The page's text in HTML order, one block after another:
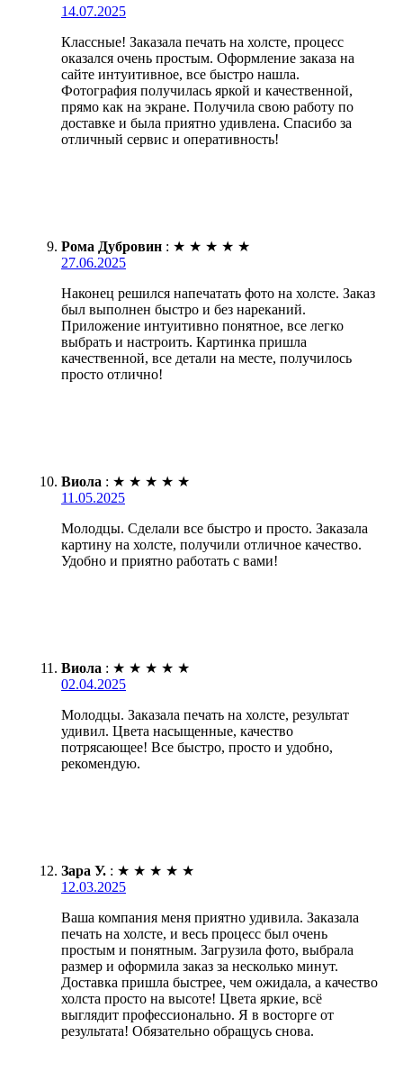
14.07.2025
Классные! Заказала печать на холсте, процесс
оказался очень простым. Оформление заказа на
сайте интуитивное, все быстро нашла.
Фотография получилась яркой и качественной,
прямо как на экране. Получила свою работу по
доставке и была приятно удивлена. Спасибо за
отличный сервис и оперативность!
Рома Дубровин : ★ ★ ★ ★ ★
27.06.2025
Наконец решился напечатать фото на холсте. Заказ
был выполнен быстро и без нареканий.
Приложение интуитивно понятное, все легко
выбрать и настроить. Картинка пришла
качественной, все детали на месте, получилось
просто отлично!
Виола : ★ ★ ★ ★ ★
11.05.2025
Молодцы. Сделали все быстро и просто. Заказала
картину на холсте, получили отличное качество.
Удобно и приятно работать с вами!
Виола : ★ ★ ★ ★ ★
02.04.2025
Молодцы. Заказала печать на холсте, результат
удивил. Цвета насыщенные, качество
потрясающее! Все быстро, просто и удобно,
рекомендую.
Зара У. : ★ ★ ★ ★ ★
12.03.2025
Ваша компания меня приятно удивила. Заказала
печать на холсте, и весь процесс был очень
простым и понятным. Загрузила фото, выбрала
размер и оформила заказ за несколько минут.
Доставка пришла быстрее, чем ожидала, а качество
холста просто на высоте! Цвета яркие, всё
выглядит профессионально. Я в восторге от
результата! Обязательно обращусь снова.